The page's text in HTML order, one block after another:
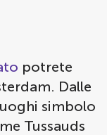
potrete
Dalle
simbolo
Tussauds